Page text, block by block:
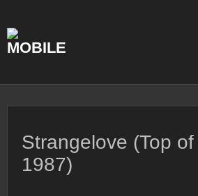
content
Strangelove (Top
1987)